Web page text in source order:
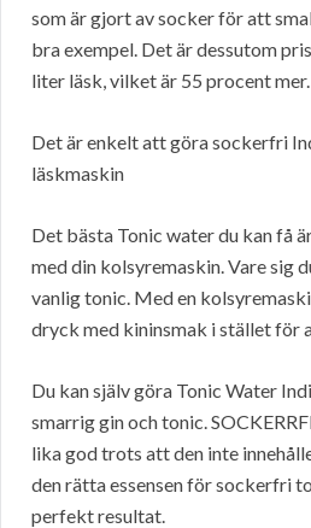
som är gjort av socker för att
bra exempel. Det är dessutom
liter läsk, vilket är 55 procent mer.
Det är enkelt att göra sockerfri
läskmaskin
Det bästa Tonic water du kan få
med din kolsyremaskin. Vare sig
vanlig tonic. Med en
dryck med kininsmak i stället för
Du kan själv göra Tonic Water
smarrig gin och tonic.
lika god trots att den inte
den rätta essensen för sockerfri
perfekt resultat.